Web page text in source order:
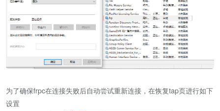
为了确保frpc在连接失败后自动尝试重新连接，在恢复tap页进行如下
设置